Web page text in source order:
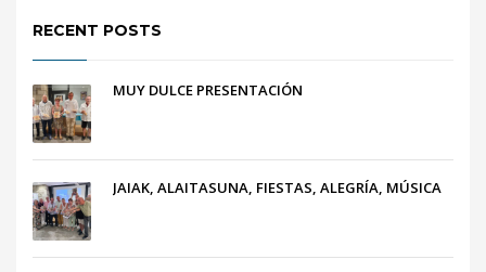
RECENT POSTS
MUY DULCE PRESENTACIÓN
JAIAK, ALAITASUNA, FIESTAS, ALEGRÍA, MÚSICA